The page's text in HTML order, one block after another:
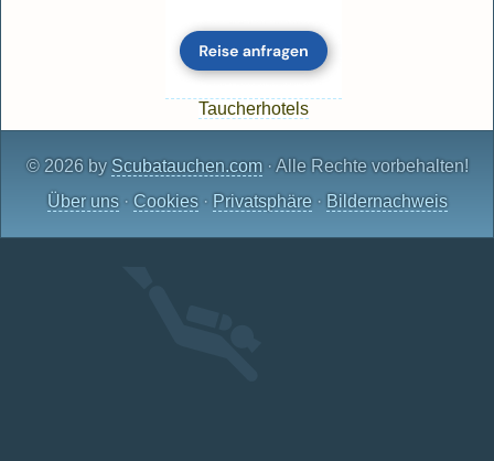
Taucherhotels
© 2026 by Scubatauchen.com· Alle Rechte vorbehalten!
Über uns· Cookies· Privatsphäre· Bildernachweis